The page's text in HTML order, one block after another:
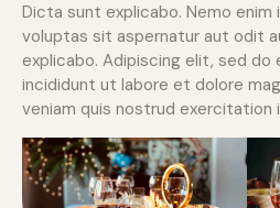
Dicta sunt explicabo. Nemo
voluptas sit aspernatur aut odit
explicabo. Adipiscing elit, sed do
incididunt ut labore et dolore
veniam quis nostrud exercitation